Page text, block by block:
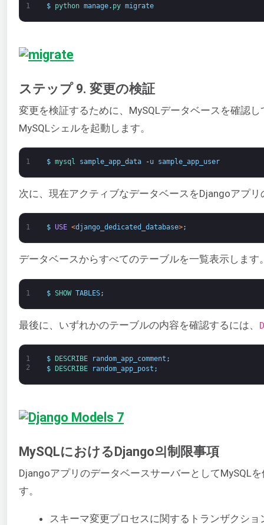
1 $ python manage. py migrate
ステップ 9. 変更の検証
変更を検証するために、MySQLデータベースを確認
MySQLシェルを起動します。
1 $ mysql sample_app_data -u sample_app_user
次に、現在アクティブなデータベースをDjangoアプ
1 $ USE <django_dedicated_database>;
データベースからすべてのテーブルを一覧表示します
1 $ SHOW TABLES;
最後に、いずれかのテーブルの内容を確認するには、
1
2
$ DESCRIBE random_app_comment ;
$
DESCRIBE random_app_post ;
MySQLにおけるDjango의制限事項
DjangoアプリのデータベースサーバーとしてMySQL
す。
スキーマ変更プロセスに関するトランザクシ